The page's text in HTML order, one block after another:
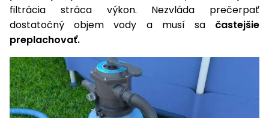
Rozmetadlá
a posypové
Čerpadlá
a
vodárne
Vykurovanie
Navijaky
Príslušenstvo
filtrácia stráca výkon. Nezvláda prečerpať
dostatočný objem vody a musí sa častejšie
preplachovať.